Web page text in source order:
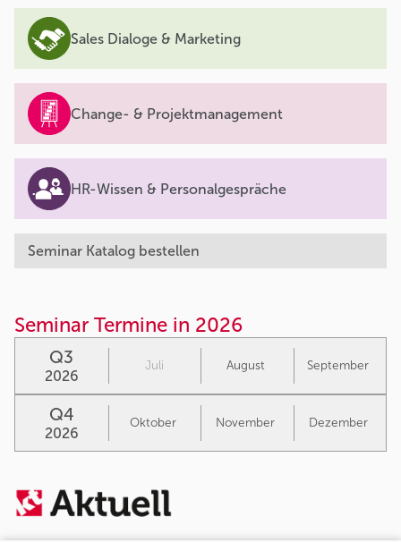
Sales Dialoge & Marketing
Change- & Projektmanagement
HR-Wissen & Personalgespräche
Seminar Katalog bestellen
Seminar Termine in 2026
Q3
2026
Juli August September
Q4
2026
Oktober November Dezember